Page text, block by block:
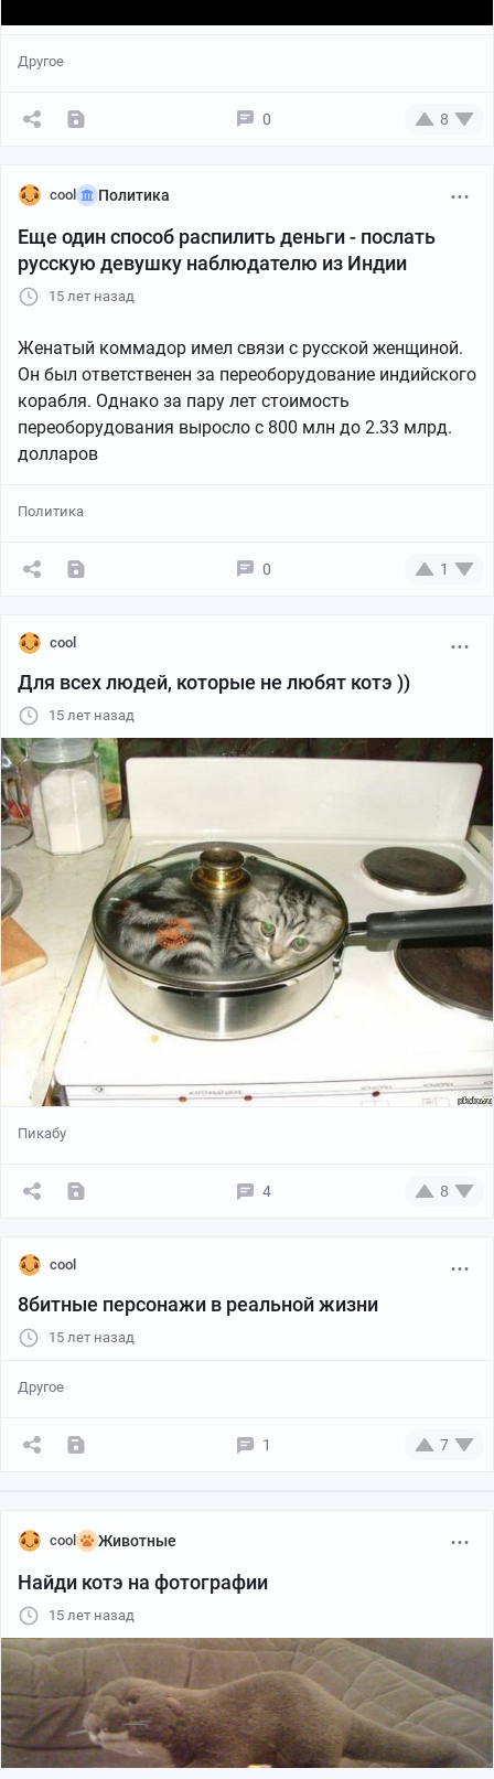
Другое
0 8
cool Политика
Еще один способ распилить деньги - послать
русскую девушку наблюдателю из Индии
15 лет назад
Женатый коммадор имел связи с русской женщиной.
Он был ответственен за переоборудование индийского
корабля. Однако за пару лет стоимость
переоборудования выросло с 800 млн до 2.33 млрд.
долларов
Политика
0 1
cool
Для всех людей, которые не любят котэ ))
15 лет назад
Пикабу
4 8
cool
8битные персонажи в реальной жизни
15 лет назад
Другое
1 7
cool Животные
Найди котэ на фотографии
15 лет назад